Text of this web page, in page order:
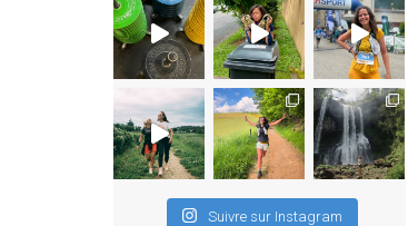
Suivre sur Instagram